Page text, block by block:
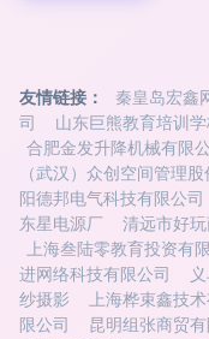
友情链接： 秦皇岛宏鑫
司
山东巨熊教育培训
合肥金发升降机械有限
（武汉）众创空间管理
阳德邦电气科技有限公司
东星电源厂
清远市好
上海叁陆零教育投资有
进网络科技有限公司
纱摄影
上海桦束鑫技
限公司
昆明组张商贸有